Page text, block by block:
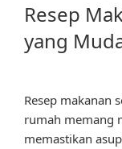
Resep
yang
Resep makanan
rumah memang
memastikan